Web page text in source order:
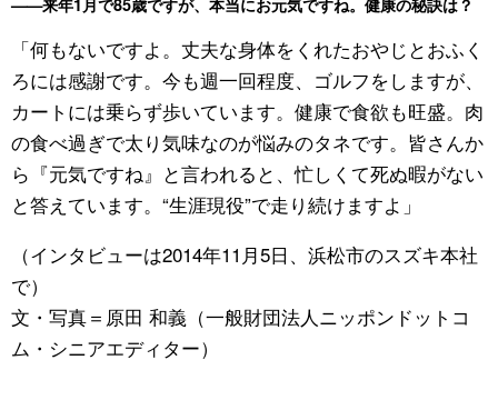
「何もないですよ。丈夫な身体をくれたおやじとおふく
ろには感謝です。今も週一回程度、ゴルフをしますが、
カートには乗らず歩いています。健康で食欲も旺盛。肉
の食べ過ぎで太り気味なのが悩みのタネです。皆さんか
ら『元気ですね』と言われると、忙しくて死ぬ暇がない
と答えています。“生涯現役”で走り続けますよ」
（インタビューは2014年11月5日、浜松市のスズキ本社
で）
文・写真＝原田 和義（一般財団法人ニッポンドットコ
ム・シニアエディター）